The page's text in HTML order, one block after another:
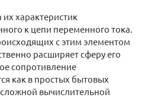
характеристик
к цепи переменного тока.
с этим элементом
расширяет сферу его
сопротивление
как в простых бытовых
вычислительной